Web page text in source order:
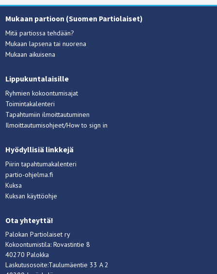
Mukaan partioon (Suomen Partiolaiset)
Mitä partiossa tehdään?
Mukaan lapsena tai nuorena
Mukaan aikuisena
Lippukuntalaisille
Ryhmien kokoontumisajat
Toimintakalenteri
Tapahtumiin ilmoittautuminen
Ilmoittautumisohjeet/How to sign in
Hyödyllisiä linkkejä
Piirin tapahtumakalenteri
partio-ohjelma.fi
Kuksa
Kuksan käyttöohje
Ota yhteyttä!
Palokan Partiolaiset ry
Kokoontumistila: Rovastintie 8
40270 Palokka
Laskutusosoite:Taulumäentie 33 A 2